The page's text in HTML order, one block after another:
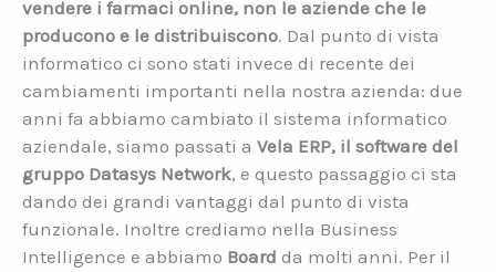
vendere i farmaci online, non le aziende che le
producono e le distribuiscono. Dal punto di vista
informatico ci sono stati invece di recente dei
cambiamenti importanti nella nostra azienda: due
anni fa abbiamo cambiato il sistema informatico
aziendale, siamo passati a Vela ERP, il software del
gruppo Datasys Network, e questo passaggio ci sta
dando dei grandi vantaggi dal punto di vista
funzionale. Inoltre crediamo nella Business
Intelligence e abbiamo Board da molti anni. Per il